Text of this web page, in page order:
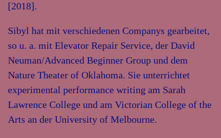
[2018].
Sibyl hat mit verschiedenen Companys gearbeitet,
so u. a. mit Elevator Repair Service, der David
Neuman/Advanced Beginner Group und dem
Nature Theater of Oklahoma. Sie unterrichtet
experimental performance writing am Sarah
Lawrence College und am Victorian College of the
Arts an der University of Melbourne.